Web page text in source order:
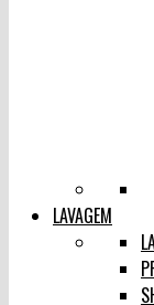
LAVAGEM